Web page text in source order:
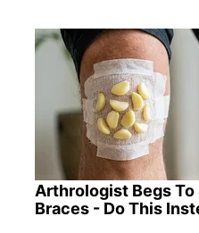
Arthrologist Begs To
Braces - Do This